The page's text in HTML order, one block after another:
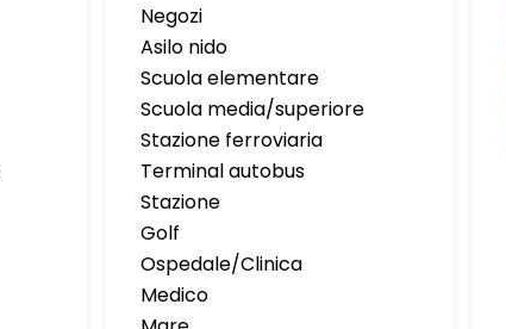
Negozi
Asilo nido
Scuola elementare
Scuola media/superiore
Stazione ferroviaria
Terminal autobus
Stazione
Golf
Ospedale/Clinica
Medico